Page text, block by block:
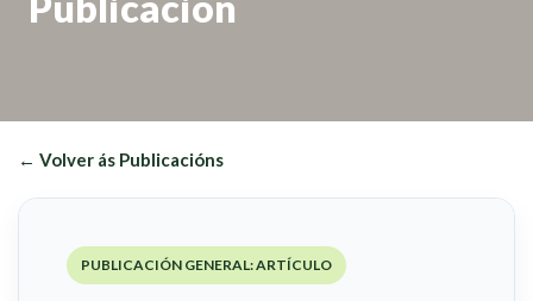
← Volver ás Publicacións
PUBLICACIÓN GENERAL: ARTÍCULO